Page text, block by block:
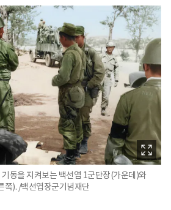
동을 지켜보는 백선엽 1군단장(가운데)와
쪽). /백선엽장군기념재단